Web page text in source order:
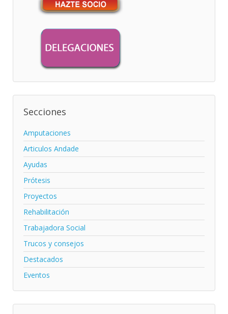
Secciones
Amputaciones
Articulos Andade
Ayudas
Prótesis
Proyectos
Rehabilitación
Trabajadora Social
Trucos y consejos
Destacados
Eventos